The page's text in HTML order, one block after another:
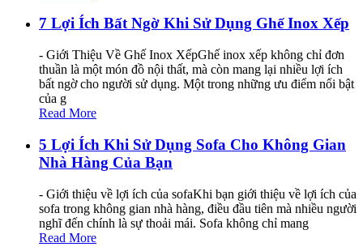
7 Lợi Ích Bất Ngờ Khi Sử Dụng Ghế Inox Xếp
- Giới Thiệu Về Ghế Inox XếpGhế inox xếp không chỉ đơn
thuần là một món đồ nội thất, mà còn mang lại nhiều lợi ích
bất ngờ cho người sử dụng. Một trong những ưu điểm nổi bật
của g
Read More
5 Lợi Ích Khi Sử Dụng Sofa Cho Không Gian
Nhà Hàng Của Bạn
- Giới thiệu về lợi ích của sofaKhi bạn giới thiệu về lợi ích của
sofa trong không gian nhà hàng, điều đầu tiên mà nhiều người
nghĩ đến chính là sự thoải mái. Sofa không chỉ mang
Read More